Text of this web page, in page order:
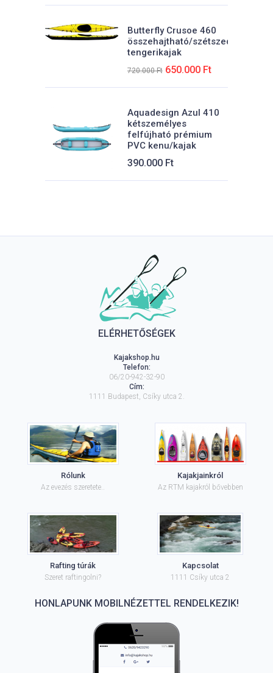
520.000 Ft.462.000 Ft.
Butterfly Crusoe 460
összehajtható/szétszedhető
tengerikajak
720.000Ft Eredeti
650.000 FtJelenlegi
Aquadesign Azul 410
kétszemélyes
felfújható prémium
PVC kenu/kajak
390.000 Ft
ELÉRHETŐSÉGEK
Kajakshop.hu
Telefon:
06/20-942-32-90
Cím:
1111
Budapest, Csíky utca 2.
Rólunk
Az evezés szeretete..
Kajakjainkról
Az RTM kajakról bővebben
Rafting túrák
Szeret raftingolni?
Kapcsolat
1111 Csíky utca 2
HONLAPUNK MOBILNÉZETTEL RENDELKEZIK!